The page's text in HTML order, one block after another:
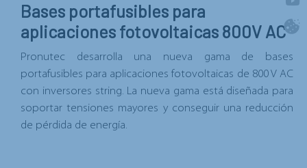
Bases portafusibles para
aplicaciones fotovoltaicas 800V AC
Pronutec desarrolla una nueva gama de bases
portafusibles para aplicaciones fotovoltaicas de 800 V AC
con inversores string. La nueva gama está diseñada para
soportar tensiones mayores y conseguir una reducción
de pérdida de energía.